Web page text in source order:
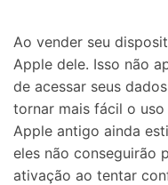
Ao vender seu
Apple dele. Isso não
de acessar seus
tornar mais fácil o
Apple antigo ainda
eles não conseguirão
ativação ao tentar